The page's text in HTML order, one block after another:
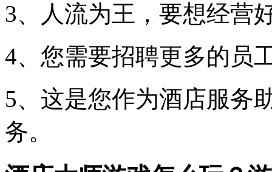
3、人流为王，要想经营
4、您需要招聘更多的员
5、这是您作为酒店服务
务。